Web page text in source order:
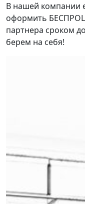
В нашей компании
оформить
партнера сроком
берем на себя!